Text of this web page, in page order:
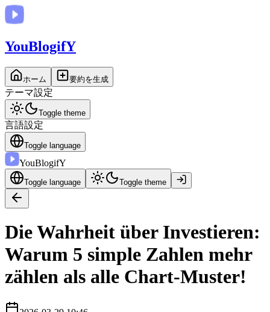
YouBlogifY
ホーム 要約を生成
テーマ設定
Toggle theme
言語設定
Toggle language
YouBlogifY
Toggle language Toggle theme
Die Wahrheit über Investieren:
Warum 5 simple Zahlen mehr
zählen als alle Chart-Muster!